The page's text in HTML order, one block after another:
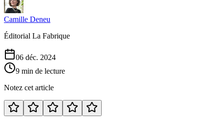
Camille Deneu
Éditorial La Fabrique
06 déc. 2024
9 min de lecture
Notez cet article